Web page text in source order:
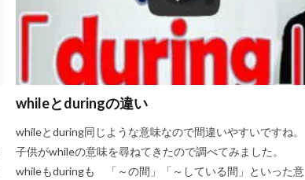
whileとduringの違い
whileとduring同じような意味なので間違いやすいですね。
子供がwhileの意味を尋ねてきたので調べてみました。
whileもduringも 「～の間」「～している間」といった意